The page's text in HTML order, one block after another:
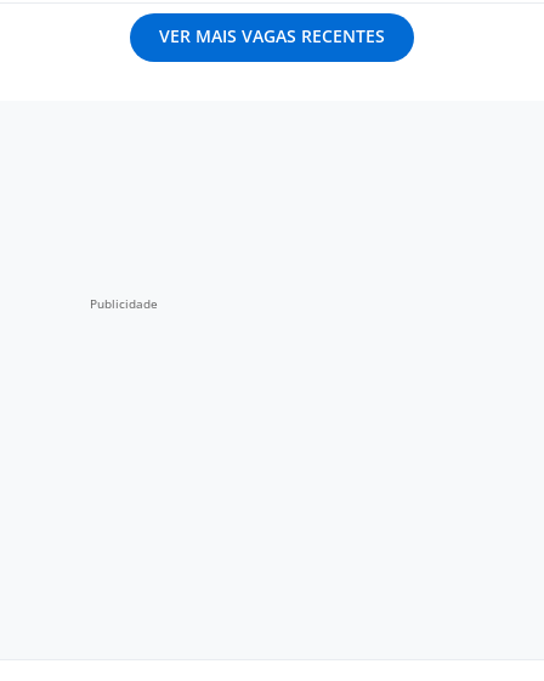
VER MAIS VAGAS RECENTES